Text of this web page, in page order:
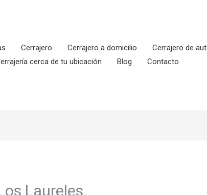
Cerrajero Cerrajero a domicilio Cerrajero de
cerca de tu ubicación Blog Contacto
Laureles